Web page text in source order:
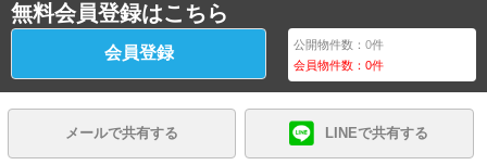
無料会員登録はこちら
会員登録 公開物件数：0件
会員物件数：0件
メールで共有する LINEで共有する